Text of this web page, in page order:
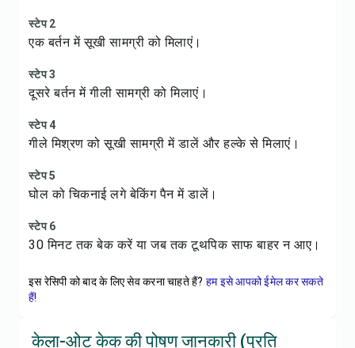
स्टेप 2
एक बर्तन में सूखी सामग्री को मिलाएं।
स्टेप 3
दूसरे बर्तन में गीली सामग्री को मिलाएं।
स्टेप 4
गीले मिश्रण को सूखी सामग्री में डालें और हल्के से मिलाएं।
स्टेप 5
घोल को चिकनाई लगे बेकिंग पैन में डालें।
स्टेप 6
30 मिनट तक बेक करें या जब तक टूथपिक साफ बाहर न आए।
इस रेसिपी को बाद के लिए सेव करना चाहते हैं? हम इसे आपको ईमेल कर सकते
हैं!
केला-ओट केक की पोषण जानकारी (प्रति